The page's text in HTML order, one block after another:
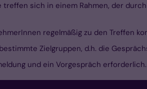
sich in einem Rahmen, der
regelmäßig zu den Treffen
Zielgruppen, d.h. die
und ein Vorgespräch erforderlich.